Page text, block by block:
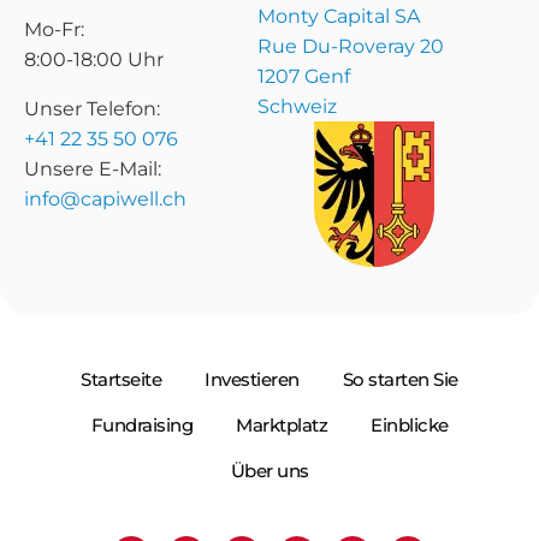
Mo-Fr:
8:00-18:00 Uhr
Unser Telefon:
+41 22 35 50 076
Unsere E-Mail:
info@capiwell.ch
Monty Capital SA
Rue Du-Roveray 20
1207 Genf
Schweiz
Startseite Investieren
So starten Sie
Fundraising
Marktplatz
Einblicke
Über uns